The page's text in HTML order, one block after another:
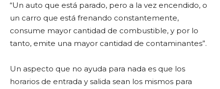
“Un auto que está parado, pero a la vez encendido, o
un carro que está frenando constantemente,
consume mayor cantidad de combustible, y por lo
tanto, emite una mayor cantidad de contaminantes”.
Un aspecto que no ayuda para nada es que los
horarios de entrada y salida sean los mismos para